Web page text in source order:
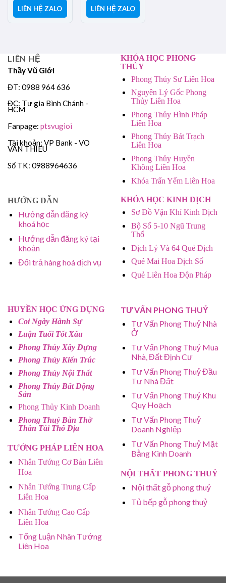
LIÊN HỆ ZALO LIÊN HỆ ZALO
LIÊN HỆ
Thầy Vũ Giới
ĐT: 0988 964 636
ĐC: Tư gia Bình Chánh -
HCM
Fanpage: ptsvugioi
Tài khoản: VP Bank - VO
VAN THIEU
Số TK: 0988964636
HƯỚNG DẪN
Hướng dẫn đăng ký
khoá học
Hướng dẫn đăng ký tại
khoản
Đổi trả hàng hoá dịch vụ
KHÓA HỌC PHONG
THỦY
Phong Thủy Sư Liên Hoa
Nguyên Lý Gốc Phong
Thủy Liên Hoa
Phong Thủy Hình Pháp
Liên Hoa
Phong Thủy Bát Trạch
Liên Hoa
Phong Thủy Huyền
Không Liên Hoa
Khóa Trấn Yểm Liên Hoa
KHÓA HỌC KINH DỊCH
Sơ Đồ Vận Khí Kinh Dịch
Bộ Số 5-10 Ngũ Trung
Thổ
Dịch Lý Và 64 Quẻ Dịch
Quẻ Mai Hoa Dịch Số
Quẻ Liên Hoa Độn Pháp
HUYỀN HỌC ỨNG DỤNG
Coi Ngày Hành Sự
Luận Tuổi Tốt Xấu
Phong Thủy Xây Dựng
Phong Thủy Kiến Trúc
Phong Thủy Nội Thất
Phong Thủy Bất Động
Sản
Phong Thủy Kinh Doanh
Phong Thuỷ Bàn Thờ
Thần Tài Thổ Địa
TƯỚNG PHÁP LIÊN HOA
Nhân Tướng Cơ Bản Liên
Hoa
Nhân Tướng Trung Cấp
Liên Hoa
Nhân Tướng Cao Cấp
Liên Hoa
Tổng Luận Nhân Tướng
Liên Hoa
TƯ VẤN PHONG THUỶ
Tư Vấn Phong Thuỷ Nhà
Ở
Tư Vấn Phong Thuỷ Mua
Nhà, Đất Định Cư
Tư Vấn Phong Thuỷ Đầu
Tư Nhà Đất
Tư Vấn Phong Thuỷ Khu
Quy Hoạch
Tư Vấn Phong Thuỷ
Doanh Nghiệp
Tư Vấn Phong Thuỷ Mặt
Bằng Kinh Doanh
NỘI THẤT PHONG THUỶ
Nội thất gỗ phong thuỷ
Tủ bếp gỗ phong thuỷ